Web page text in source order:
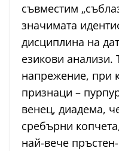
съвместим
значимата
дисциплина на
езикови анализи.
напрежение, при
признаци –
венец, диадема,
сребърни
най-вече